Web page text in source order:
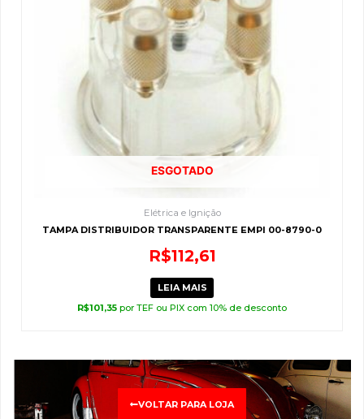
ESGOTADO
Elétrica e Ignição
TAMPA DISTRIBUIDOR TRANSPARENTE EMPI 00-8790-0
R$112,61
LEIA MAIS
R$101,35 por TEF ou PIX com 10% de desconto
VOLTAR PARA LOJA